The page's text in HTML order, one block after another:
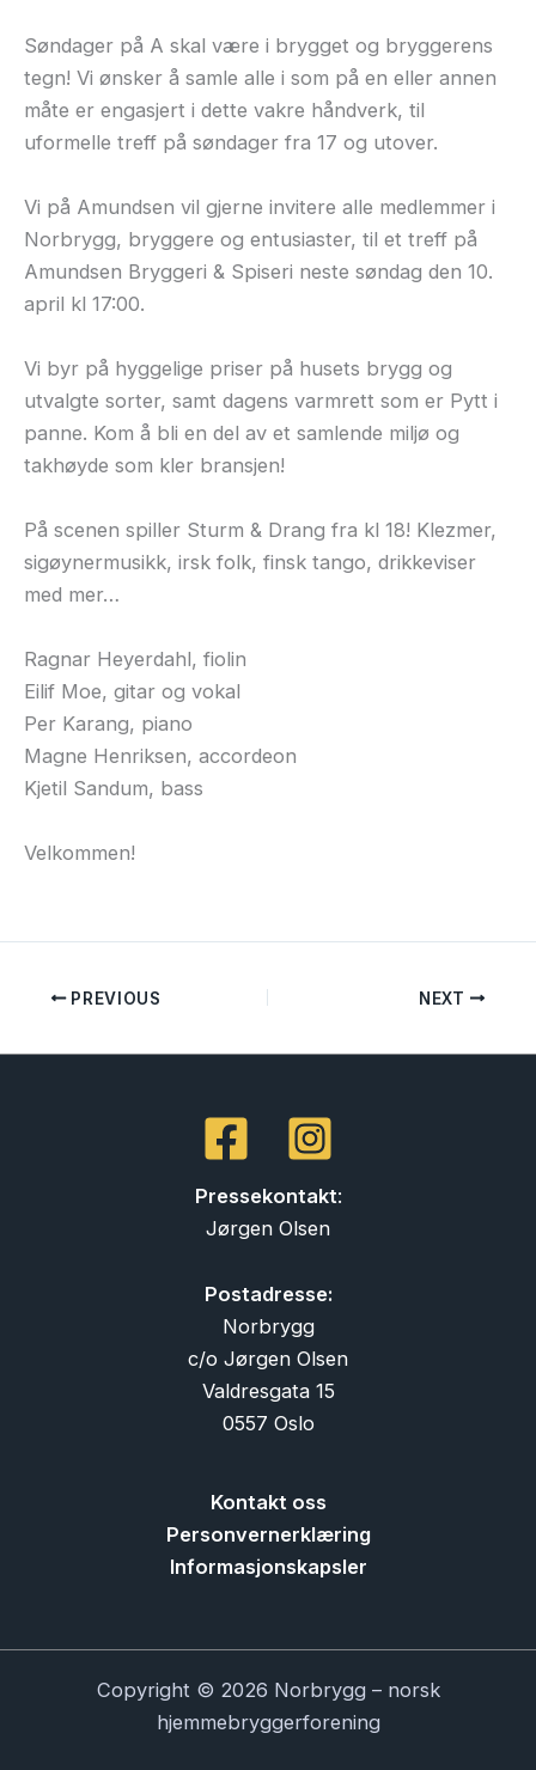
Søndager på A skal være i brygget og bryggerens
tegn! Vi ønsker å samle alle i som på en eller annen
måte er engasjert i dette vakre håndverk, til
uformelle treff på søndager fra 17 og utover.
Vi på Amundsen vil gjerne invitere alle medlemmer i
Norbrygg, bryggere og entusiaster, til et treff på
Amundsen Bryggeri & Spiseri neste søndag den 10.
april kl 17:00.
Vi byr på hyggelige priser på husets brygg og
utvalgte sorter, samt dagens varmrett som er Pytt i
panne. Kom å bli en del av et samlende miljø og
takhøyde som kler bransjen!
På scenen spiller Sturm & Drang fra kl 18! Klezmer,
sigøynermusikk, irsk folk, finsk tango, drikkeviser
med mer…
Ragnar Heyerdahl, fiolin
Eilif Moe, gitar og vokal
Per Karang, piano
Magne Henriksen, accordeon
Kjetil Sandum, bass
Velkommen!
PREVIOUS NEXT
Pressekontakt:
Jørgen Olsen
Postadresse:
Norbrygg
c/o Jørgen Olsen
Valdresgata 15
0557 Oslo
Kontakt oss
Personvernerklæring
Informasjonskapsler
Copyright © 2026 Norbrygg – norsk
hjemmebryggerforening